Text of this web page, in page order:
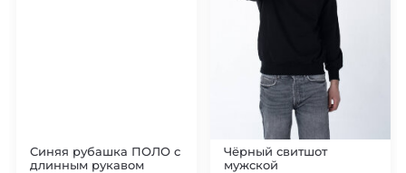
Синяя рубашка ПОЛО с
длинным рукавом
Чёрный свитшот
мужской